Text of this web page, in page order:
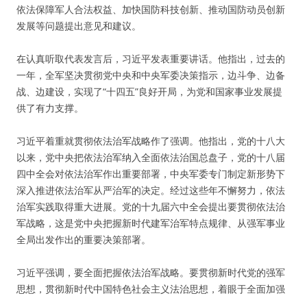
依法保障军人合法权益、加快国防科技创新、推动国防动员创新
发展等问题提出意见和建议。
在认真听取代表发言后，习近平发表重要讲话。他指出，过去的
一年，全军坚决贯彻党中央和中央军委决策指示，边斗争、边备
战、边建设，实现了“十四五”良好开局，为党和国家事业发展提
供了有力支撑。
习近平着重就贯彻依法治军战略作了强调。他指出，党的十八大
以来，党中央把依法治军纳入全面依法治国总盘子，党的十八届
四中全会对依法治军作出重要部署，中央军委专门制定新形势下
深入推进依法治军从严治军的决定。经过这些年不懈努力，依法
治军实践取得重大进展。党的十九届六中全会提出要贯彻依法治
军战略，这是党中央把握新时代建军治军特点规律、从强军事业
全局出发作出的重要决策部署。
习近平强调，要全面把握依法治军战略。要贯彻新时代党的强军
思想，贯彻新时代中国特色社会主义法治思想，着眼于全面加强